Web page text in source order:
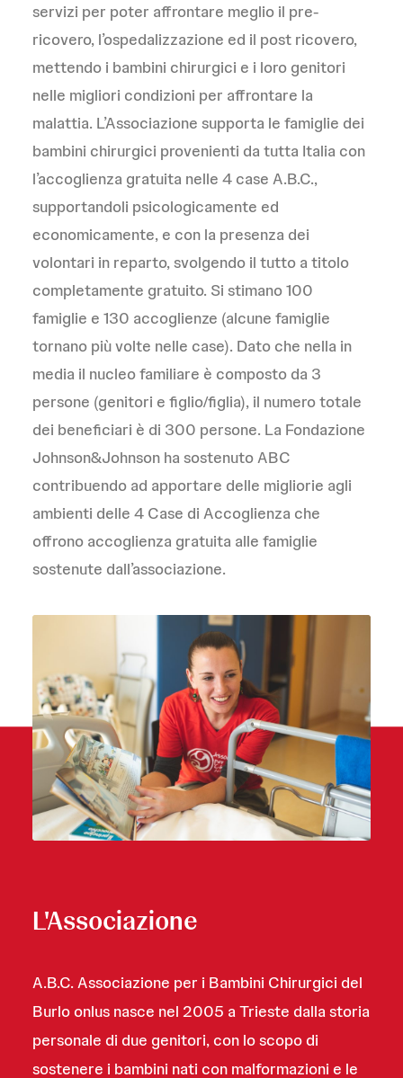
servizi per poter affrontare meglio il pre-
ricovero, l’ospedalizzazione ed il post ricovero,
mettendo i bambini chirurgici e i loro genitori
nelle migliori condizioni per affrontare la
malattia. L’Associazione supporta le famiglie dei
bambini chirurgici provenienti da tutta Italia con
l’accoglienza gratuita nelle 4 case A.B.C.,
supportandoli psicologicamente ed
economicamente, e con la presenza dei
volontari in reparto, svolgendo il tutto a titolo
completamente gratuito. Si stimano 100
famiglie e 130 accoglienze (alcune famiglie
tornano più volte nelle case). Dato che nella in
media il nucleo familiare è composto da 3
persone (genitori e figlio/figlia), il numero totale
dei beneficiari è di 300 persone. La Fondazione
Johnson&Johnson ha sostenuto ABC
contribuendo ad apportare delle migliorie agli
ambienti delle 4 Case di Accoglienza che
offrono accoglienza gratuita alle famiglie
sostenute dall’associazione.
L'Associazione
A.B.C. Associazione per i Bambini Chirurgici del
Burlo onlus nasce nel 2005 a Trieste dalla storia
personale di due genitori, con lo scopo di
sostenere i bambini nati con malformazioni e le